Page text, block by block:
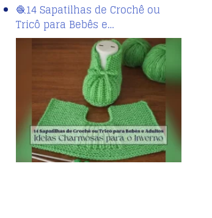
🧶14 Sapatilhas de Crochê ou
Tricô para Bebês e…